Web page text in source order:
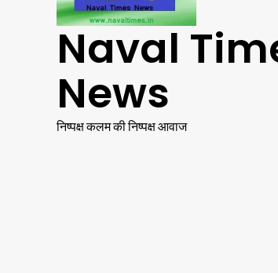
Naval
News
निष्पक्ष कलम की निष्पक्ष आवाज